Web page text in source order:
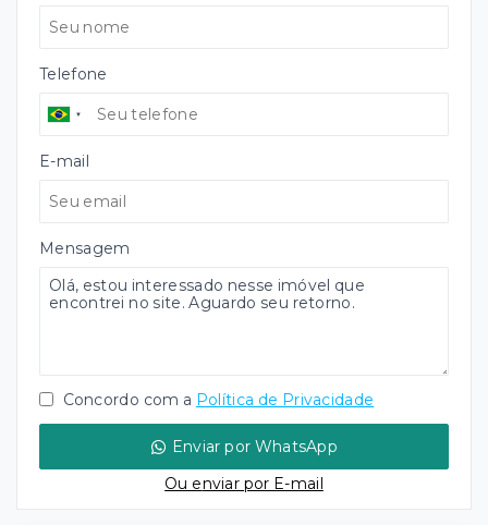
Telefone
E-mail
Mensagem
Concordo com a Política de Privacidade
Enviar por WhatsApp
Ou enviar por E-mail